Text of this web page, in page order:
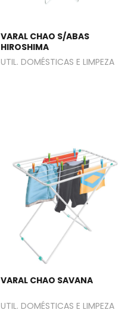
VARAL CHAO S/ABAS
HIROSHIMA
UTIL. DOMÉSTICAS E LIMPEZA
VARAL CHAO SAVANA
UTIL. DOMÉSTICAS E LIMPEZA